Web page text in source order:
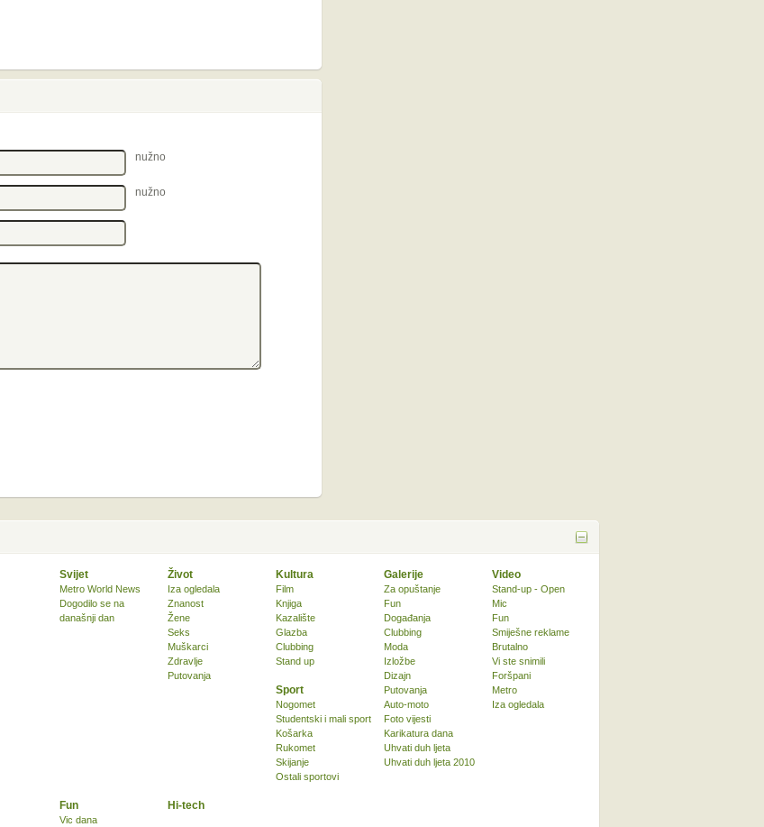
nužno
nužno
Svijet
Metro World News
Dogodilo se na
današnji dan
Život
Iza ogledala
Znanost
Žene
Seks
Muškarci
Zdravlje
Putovanja
Kultura
Film
Knjiga
Kazalište
Glazba
Clubbing
Stand up
Sport
Nogomet
Studentski i mali sport
Košarka
Rukomet
Skijanje
Ostali sportovi
Fun
Vic dana
Hi-tech
Galerije
Za opuštanje
Fun
Događanja
Clubbing
Moda
Izložbe
Dizajn
Putovanja
Auto-moto
Foto vijesti
Karikatura dana
Uhvati duh ljeta
Uhvati duh ljeta 2010
Video
Stand-up - Open
Mic
Fun
Smiješne reklame
Brutalno
Vi ste snimili
Foršpani
Metro
Iza ogledala